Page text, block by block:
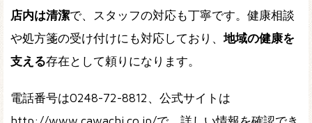
店内は清潔で、スタッフの対応も丁寧です。健康相談
や処方箋の受け付けにも対応しており、 地域の健康を
支える存在として頼りになります。
電話番号は0248-72-8812、公式サイトは